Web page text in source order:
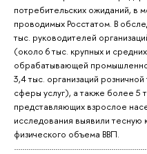
потребительских ожиданий, в
проводимых Росстатом. В
тыс. руководителей
(около 6 тыс. крупных и
обрабатывающей
3,4 тыс. организаций
сферы услуг), а также более 5
представляющих взрослое
исследования выявили
физического объема ВВП.